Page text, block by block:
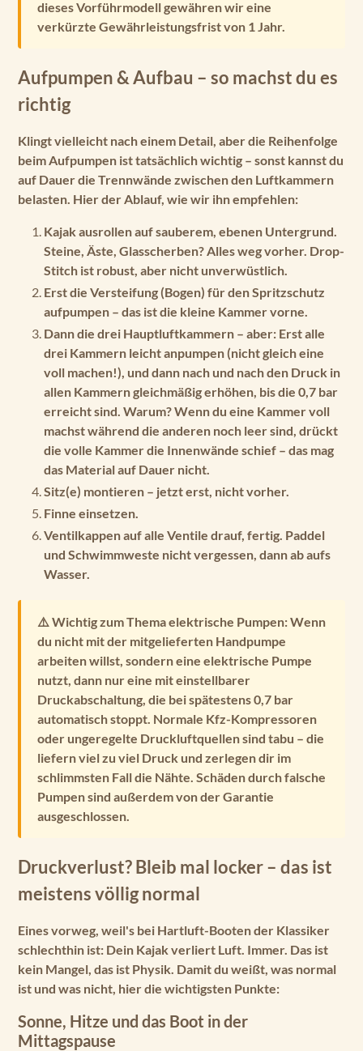
dieses Vorführmodell gewähren wir eine
verkürzte Gewährleistungsfrist von 1 Jahr.
Aufpumpen & Aufbau – so machst du es
richtig
Klingt vielleicht nach einem Detail, aber die Reihenfolge
beim Aufpumpen ist tatsächlich wichtig – sonst kannst du
auf Dauer die Trennwände zwischen den Luftkammern
belasten. Hier der Ablauf, wie wir ihn empfehlen:
Kajak ausrollenauf sauberem, ebenen Untergrund.
Steine, Äste, Glasscherben? Alles weg vorher. Drop-
Stitch ist robust, aber nicht unverwüstlich.
Erst die Versteifung (Bogen) für den Spritzschutz
aufpumpen – das ist die kleine Kammer vorne.
Dann die drei Hauptluftkammern – aber: Erst alle
drei Kammern leicht anpumpen (nicht gleich eine
voll machen!), und dann nach und nach den Druck in
allen Kammern gleichmäßig erhöhen, bis die 0,7 bar
erreicht sind. Warum? Wenn du eine Kammer voll
machst während die anderen noch leer sind, drückt
die volle Kammer die Innenwände schief – das mag
das Material auf Dauer nicht.
Sitz(e) montieren – jetzt erst, nicht vorher.
Finne einsetzen.
Ventilkappenauf alle Ventile drauf, fertig. Paddel
und Schwimmweste nicht vergessen, dann ab aufs
Wasser.
⚠️ Wichtig zum Thema elektrische Pumpen:Wenn
du nicht mit der mitgelieferten Handpumpe
arbeiten willst, sondern eine elektrische Pumpe
nutzt, dann nur eine mit einstellbarer
Druckabschaltung, die bei spätestens 0,7 bar
automatisch stoppt. Normale Kfz-Kompressoren
oder ungeregelte Druckluftquellen sind tabu – die
liefern viel zu viel Druck und zerlegen dir im
schlimmsten Fall die Nähte. Schäden durch falsche
Pumpen sind außerdem von der Garantie
ausgeschlossen.
Druckverlust? Bleib mal locker – das ist
meistens völlig normal
Eines vorweg, weil's bei Hartluft-Booten der Klassiker
schlechthin ist: Dein Kajak verliert Luft. Immer. Das ist
kein Mangel, das ist Physik. Damit du weißt, was normal
ist und was nicht, hier die wichtigsten Punkte:
Sonne, Hitze und das Boot in der
Mittagspause